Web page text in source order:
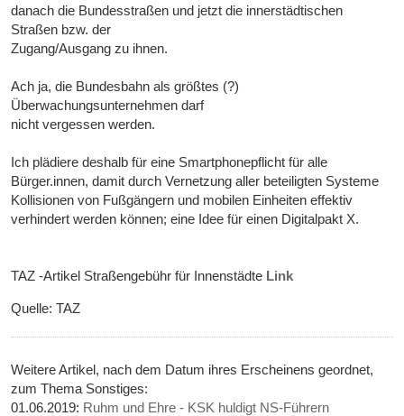
danach die Bundesstraßen und jetzt die innerstädtischen
Straßen bzw. der
Zugang/Ausgang zu ihnen.
Ach ja, die Bundesbahn als größtes (?)
Überwachungsunternehmen darf
nicht vergessen werden.
Ich plädiere deshalb für eine Smartphonepflicht für alle
Bürger.innen, damit durch Vernetzung aller beteiligten Systeme
Kollisionen von Fußgängern und mobilen Einheiten effektiv
verhindert werden können; eine Idee für einen Digitalpakt X.
TAZ -Artikel Straßengebühr für Innenstädte Link
Quelle: TAZ
Weitere Artikel, nach dem Datum ihres Erscheinens geordnet,
zum Thema Sonstiges:
01.06.2019: Ruhm und Ehre - KSK huldigt NS-Führern